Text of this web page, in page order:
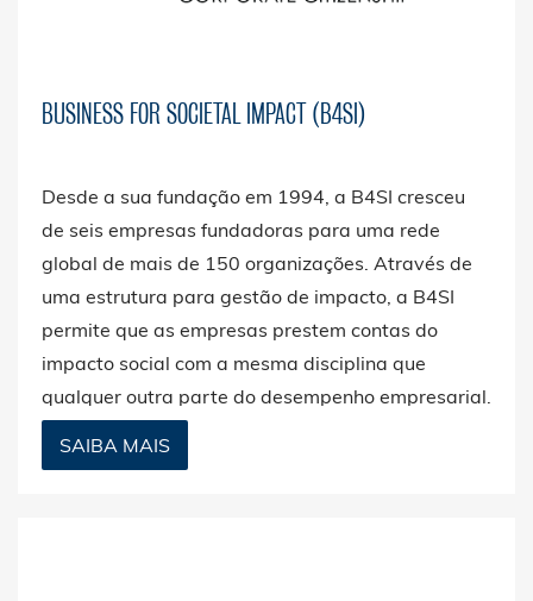
BUSINESS FOR SOCIETAL IMPACT (B4SI)
Desde a sua fundação em 1994, a B4SI cresceu
de seis empresas fundadoras para uma rede
global de mais de 150 organizações. Através de
uma estrutura para gestão de impacto, a B4SI
permite que as empresas prestem contas do
impacto social com a mesma disciplina que
qualquer outra parte do desempenho empresarial.
SAIBA MAIS